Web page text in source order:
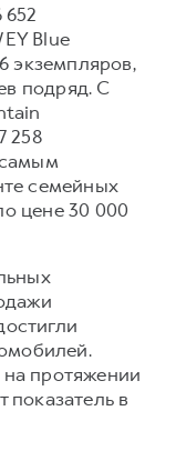
Blue
экземпляров,
подряд. С
258
семейных
цене 30 000
протяжении
в